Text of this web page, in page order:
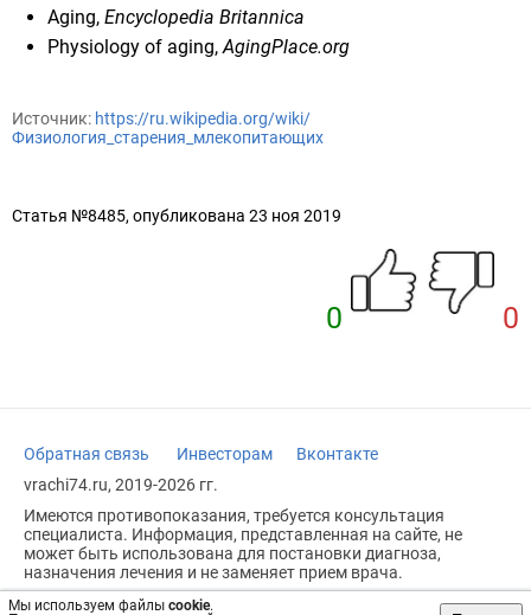
Мы используем файлы cookie.
Aging, Encyclopedia Britannica
Physiology of aging,AgingPlace.org
Источник: https://ru.wikipedia.org/wiki/
Физиология_старения_млекопитающих
Статья №8485, опубликована 23 ноя 2019
0 0
Обратная связь Инвесторам
Вконтакте
vrachi74.ru, 2019-2026 гг.
Имеются противопоказания, требуется консультация
специалиста. Информация, представленная на сайте, не
может быть использована для постановки диагноза,
назначения лечения и не заменяет прием врача.
Возрастное ограничение: 18+